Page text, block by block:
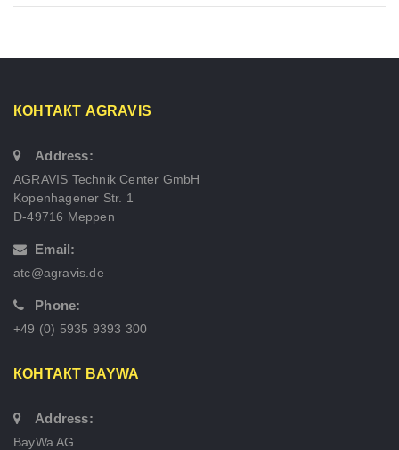
КОНТАКТ AGRAVIS
Address:
AGRAVIS Technik Center GmbH
Kopenhagener Str. 1
D-49716 Meppen
Email:
atc@agravis.de
Phone:
+49 (0) 5935 9393 300
КОНТАКТ BAYWA
Address:
BayWa AG